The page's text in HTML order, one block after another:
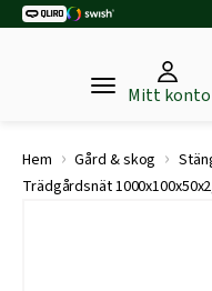
Mitt konto
Hem › Gård & skog ›
Trädgårdsnät